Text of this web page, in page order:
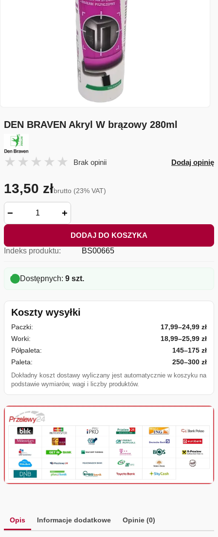
DEN BRAVEN Akryl W brązowy 280ml
Brak opinii Dodaj opinię
13,50 złbrutto (23% VAT)
− +
DODAJ DO KOSZYKA
Indeks produktu:
BS00665
Dostępnych: 9 szt.
Koszty wysyłki
Paczki:
17,99–24,99 zł
Worki:
18,99–25,99 zł
Półpaleta:
145–175 zł
Paleta:
250–300 zł
Dokładny koszt dostawy wyliczany jest automatycznie w koszyku na
podstawie wymiarów, wagi i liczby produktów.
Opis Informacje dodatkowe Opinie (0)